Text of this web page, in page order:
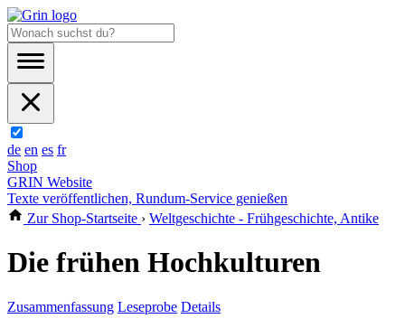
de en es fr
Shop
GRIN Website
Texte veröffentlichen, Rundum-Service genießen
Zur Shop-Startseite › Weltgeschichte - Frühgeschichte, Antike
Die frühen Hochkulturen
Zusammenfassung Leseprobe Details